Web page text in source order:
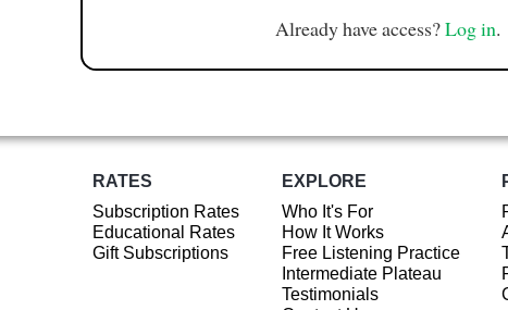
Already have access?Log in.
RATES
Subscription Rates
Educational Rates
Gift Subscriptions
EXPLORE
Who It's For
How It Works
Free Listening Practice
Intermediate Plateau
Testimonials